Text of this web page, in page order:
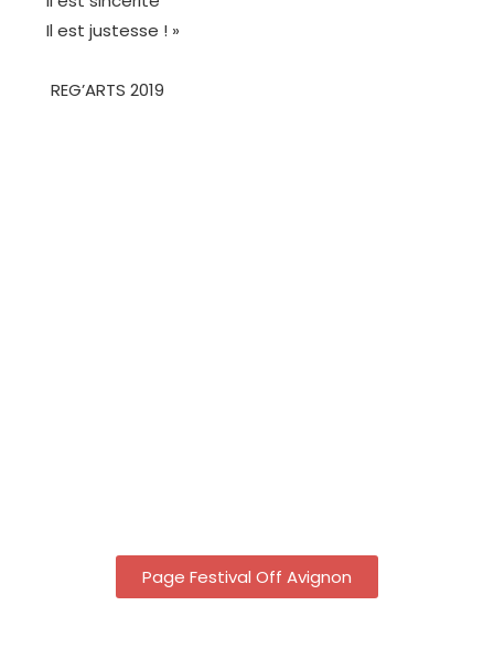
Il est justesse ! »
REG’ARTS 2019
Page Festival Off Avignon